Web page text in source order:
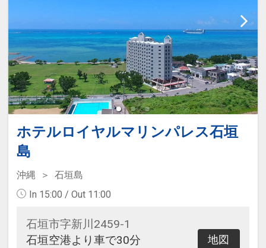
ホテルロイヤルマリンパレス石垣
島
沖縄
石垣島
In 15:00 / Out 11:00
石垣市字新川2459-1
石垣空港より車で30分
地図